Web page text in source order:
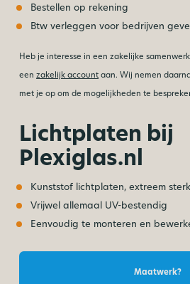
Bestellen op rekening
Btw verleggen voor bedrijven
Heb je interesse in een zakelijke
eenzakelijk account aan. Wij nemen
met je op om de mogelijkheden te
Lichtplaten bij
Plexiglas.nl
Kunststof lichtplaten, extreem sterk
Vrijwel allemaal UV-bestendig
Eenvoudig te monteren en
Maatwerk?